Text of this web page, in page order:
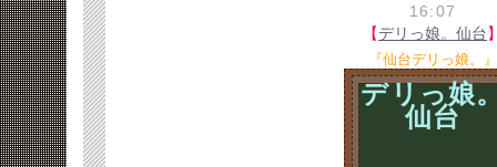
16:07
【デリっ娘。仙台
『仙台デリっ娘。』
デリっ娘
仙台